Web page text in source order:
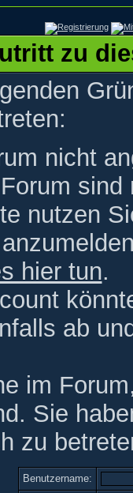
zu
nicht
nutzen
hier tun.
ab
im
Sie
zu
Benutzername: